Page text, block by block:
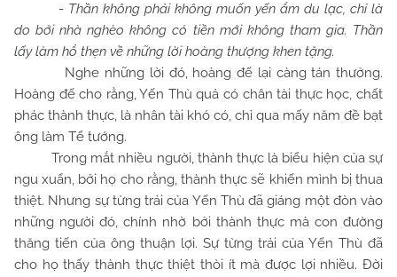
- Thần không phải không muốn yến ẩm du lạc, chỉ là
do bởi nhà nghèo không có tiền mới không tham gia. Thần
lấy làm hổ thẹn về những lời hoàng thượng khen tặng.
Nghe những lời đó, hoàng đế lại càng tán thưởng.
Hoàng đế cho rằng, Yến Thù quả có chân tài thực học, chất
phác thành thực, là nhân tài khó có, chỉ qua mấy năm đề bạt
ông làm Tể tướng.
Trong mắt nhiều người, thành thực là biểu hiện của sự
ngu xuẩn, bởi họ cho rằng, thành thực sẽ khiến mình bị thua
thiệt. Nhưng sự từng trải của Yến Thù đã giáng một đòn vào
những người đó, chính nhờ bởi thành thực mà con đường
thăng tiến của ông thuận lợi. Sự từng trải của Yến Thù đã
cho họ thấy thành thực thiệt thòi ít mà được lợi nhiều. Đời